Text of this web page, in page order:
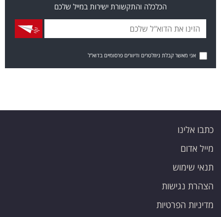
הכלכלה והתקשורת ישירות במייל שלכם
אני מאשר קבלת ניוזלטרים ודיוורים פרסומיים בדוא"ל
כתבו אלינו
מייל אדום
תנאי שימוש
הצהרת נגישות
מדיניות הפרטיות